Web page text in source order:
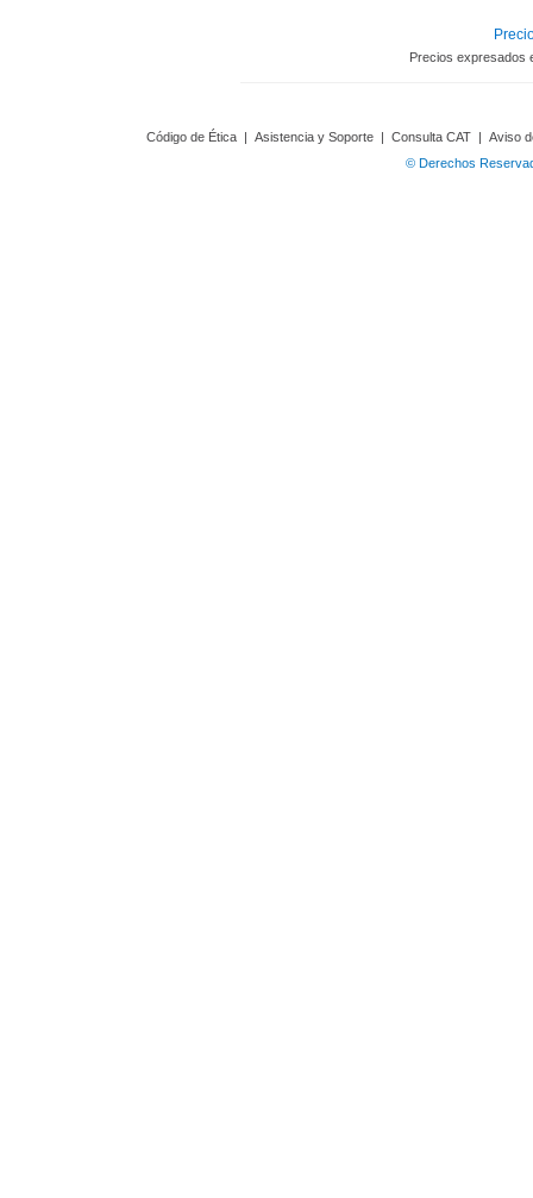
Precios expresados
Código de Ética | Asistencia y Soporte | Consulta CAT | Aviso
© Derechos